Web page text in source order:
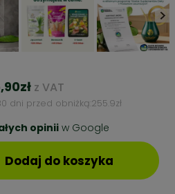
zł z VAT
dni przed obniżką: 255.9zł
opinii w Google
Dodaj do koszyka